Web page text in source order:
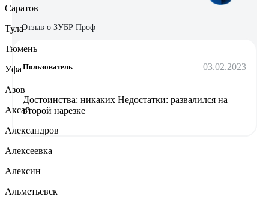
Отзыв о ЗУБР Проф
Пользователь 03.02.2023
Достоинства: никаких Недостатки: развалился на
второй нарезке
Саратов
Тула
Тюмень
Уфа
Азов
Аксай
Александров
Алексеевка
Алексин
Альметьевск